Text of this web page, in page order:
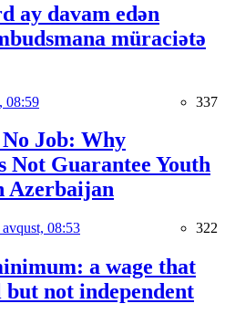
ay davam edən
müraciətə
08:59 337
Job: Why
Not Guarantee Youth
Azerbaijan
08:53 322
a wage that
not independent